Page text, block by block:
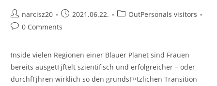
Post
author:
narcisz20
Post
published:
2021.06.22.
PostOutPersonals visitors
Post0 Comments
Inside vielen Regionen einer Blauer Planet sind Frauen
bereits ausgetГјftelt szientifisch und erfolgreicher – oder
durchfГјhren wirklich so den grundsГ¤tzlichen Transition